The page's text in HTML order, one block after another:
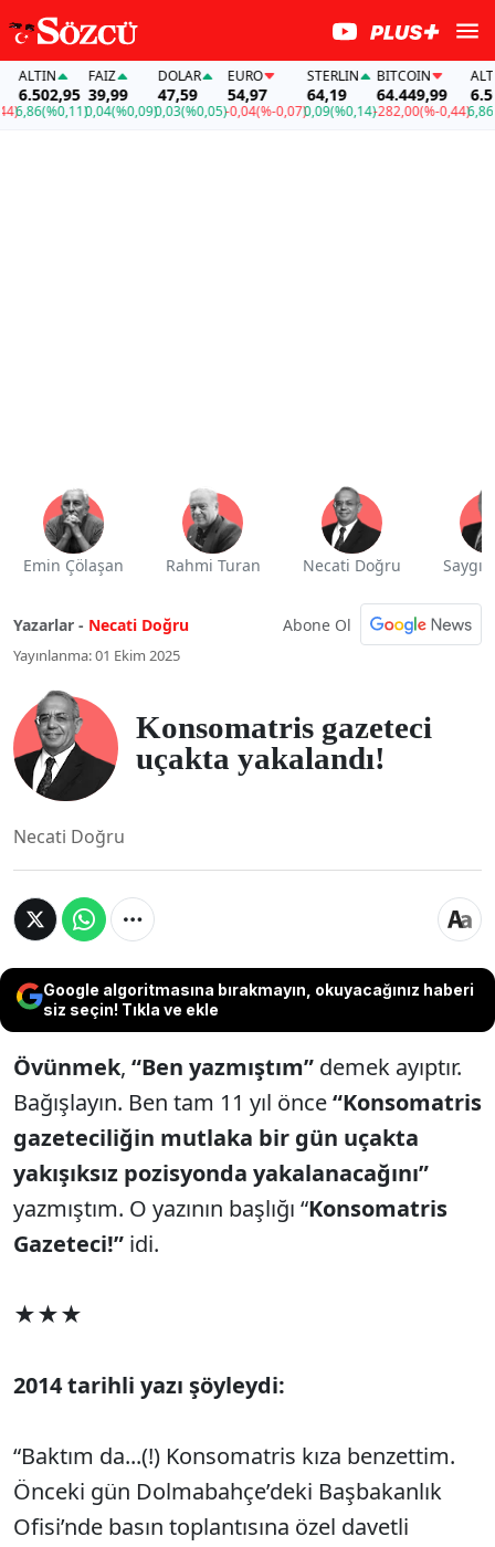
(%0,11)
FAİZ
39,99
0,04(%0,09)
DOLAR
47,59
0,03(%0,05)
EURO
54,97
-0,04(%-0,07)
STERLIN
64,19
0,09(%0,14)
BITCOIN
64.449,99
-282,00(%-0,44)
ALTIN
6.502,95
6,86
Emin Çölaşan Rahmi Turan Necati Doğru Saygı
Yazarlar - Necati Doğru Abone Ol
Yayınlanma: 01 Ekim 2025
Konsomatris gazeteci
uçakta yakalandı!
Necati Doğru
Google algoritmasına bırakmayın, okuyacağınız haberi
siz seçin! Tıkla ve ekle
Övünmek, “Ben yazmıştım” demek ayıptır.
Bağışlayın. Ben tam 11 yıl önce“Konsomatris
gazeteciliğin mutlaka bir gün uçakta
yakışıksız pozisyonda yakalanacağını”
yazmıştım. O yazının başlığı “Konsomatris
Gazeteci!” idi.
★★★
2014 tarihli yazı şöyleydi:
“Baktım da...(!) Konsomatris kıza benzettim.
Önceki gün Dolmabahçe’deki Başbakanlık
Ofisi’nde basın toplantısına özel davetli